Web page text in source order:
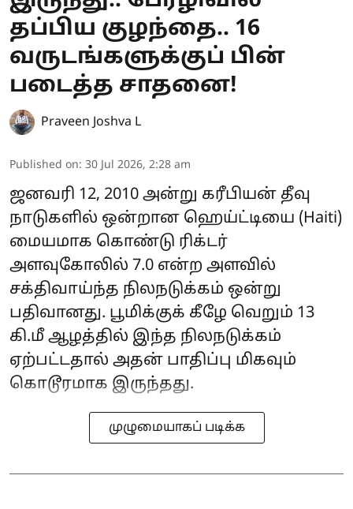
தப்பிய குழந்தை.. 16
வருடங்களுக்குப் பின்
படைத்த சாதனை!
Praveen Joshva L
Published on: 30 Jul 2026, 2:28 am
ஜனவரி 12, 2010 அன்று கரீபியன் தீவு
நாடுகளில் ஒன்றான ஹெய்ட்டியை (Haiti)
மையமாக கொண்டு ரிக்டர்
அளவுகோலில் 7.0 என்ற அளவில்
சக்திவாய்ந்த நிலநடுக்கம் ஒன்று
பதிவானது. பூமிக்குக் கீழே வெறும் 13
கி.மீ ஆழத்தில் இந்த நிலநடுக்கம்
ஏற்பட்டதால் அதன் பாதிப்பு மிகவும்
கொடூரமாக இருந்தது.
முழுமையாகப் படிக்க